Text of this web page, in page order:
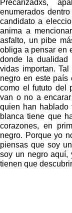
Precarizadxs,
enumerados
candidato a
anima a
asfalto, un pibe
obliga a pensar en
donde la dualidad
vidas importan.
negro en este país
como el fututo del
van o no a
quien han hablado
blanca tiene que
corazones, en
negro. Porque yo
piensas que soy
soy un negro aquí,
tienen que